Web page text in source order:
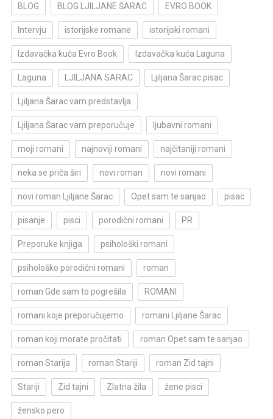
BLOG BLOG LJILJANE ŠARAC EVRO BOOK
Intervju istorijske romane istorijski romani
Izdavačka kuća Evro Book Izdavačka kuća Laguna
Laguna LJILJANA SARAC Ljiljana Šarac pisac
Ljiljana Šarac vam predstavlja
Ljiljana Šarac vam preporučuje ljubavni romani
moji romani najnoviji romani najčitaniji romani
neka se priča širi novi roman novi romani
novi roman Ljiljane Šarac Opet sam te sanjao pisac
pisanje pisci porodični romani PR
Preporuke knjiga psihološki romani
psihološko porodični romani roman
roman Gde sam to pogrešila ROMANI
romani koje preporučujemo romani Ljiljane Šarac
roman koji morate pročitati roman Opet sam te sanjao
roman Starija roman Stariji roman Zid tajni
Stariji Zid tajni Zlatna žila žene pisci
žensko pero